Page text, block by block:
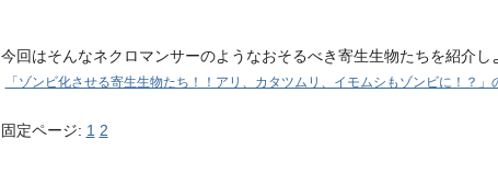
今回はそんなネクロマンサーのようなおそるべき寄生生物たちを紹介し
「ゾンビ化させる寄生生物たち！！アリ、カタツムリ、イモムシもゾンビに！？」
固定ページ: 1 2